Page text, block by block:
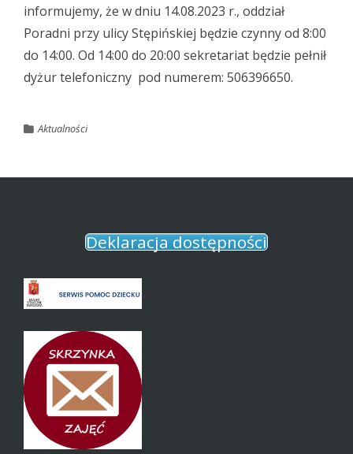
informujemy, że w dniu 14.08.2023 r., oddział
Poradni przy ulicy Stępińskiej będzie czynny od 8:00
do 14:00. Od 14:00 do 20:00 sekretariat będzie pełnił
dyżur telefoniczny pod numerem: 506396650.
Aktualności
Deklaracja dostępności